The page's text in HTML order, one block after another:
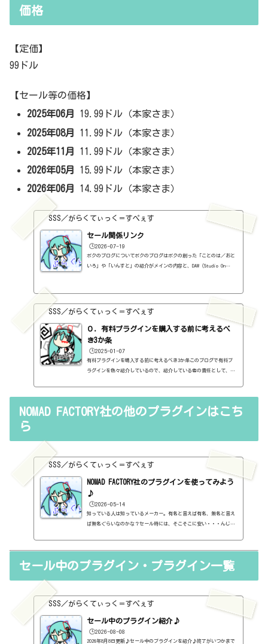
価格
【定価】
99ドル
【セール等の価格】
2025年06月
19.99ドル（本家さま）
2025年08月
11.99ドル（本家さま）
2025年11月
11.99ドル（本家さま）
2026年05月
15.99ドル（本家さま）
2026年06月
14.99ドル（本家さま）
SSS／がらくてぃっく＝すぺぇす
セール関係リンク
🕒️2026-07-19
ボクのブログについてボクのブログはボクの創った「ことのは／おと
いろ」や「いんすと」の紹介がメインの内容と、DAW（Studio On
録はしていますし、セールしているプラグインはブログの最初の方に
表示するように（編集したら、自動的に最初の方に表示されてるだけ
ですが・・...
SSS／がらくてぃっく＝すぺぇす
０．有料プラグインを購入する前に考えるべ
き3か条
🕒️2025-01-07
有料プラグインを購入する前に考えるべき3か条このブログで有料プ
ラグインを色々紹介しているので、紹介している者の責任として、有
ンの中には、なぜ、これが無料なんだろう？と驚くような性能のもの
もの...
NOMAD FACTORY社の他のプラグインはこち
ら
SSS／がらくてぃっく＝すぺぇす
NOMAD FACTORY社のプラグインを使ってみよう
♪
🕒️2026-05-14
知っている人は知っているメーカー。有名と言えば有名、無名と言え
ば無名ぐらいなのかな？セール時には、そこそこに安い・・・んじゃ
っきりしない紹介ですが、いいメーカーだと思います♪メーカーペー
I/【...
セール中のプラグイン・プラグイン一覧
SSS／がらくてぃっく＝すぺぇす
セール中のプラグイン紹介♪
🕒️2026-08-08
2026年8月8日更新♪セール中のプラグインを紹介♪終了がいつかまで